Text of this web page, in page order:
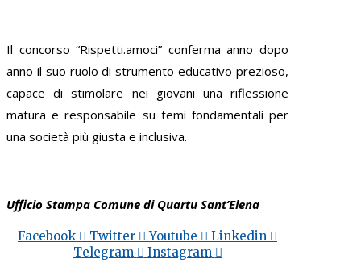
Il concorso “Rispetti.amoci” conferma anno dopo
anno il suo ruolo di strumento educativo prezioso,
capace di stimolare nei giovani una riflessione
matura e responsabile su temi fondamentali per
una società più giusta e inclusiva.
Ufficio Stampa Comune di Quartu Sant’Elena
Facebook Twitter Youtube
Linkedin
Telegram
Instagram